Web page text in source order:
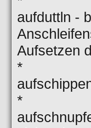
aufduttln -
Aufsetzen
*
*